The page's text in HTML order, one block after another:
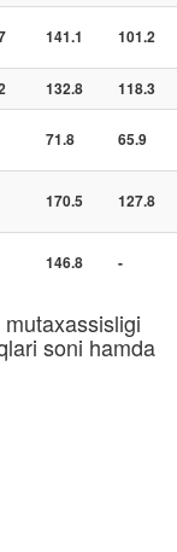
141.1 101.2
132.8
118.3
71.8 65.9
170.5 127.8
146.8 -
mutaxassisligi
soni hamda